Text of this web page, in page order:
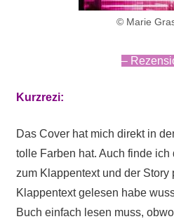
© Marie
–
Kurzrezi:
Das Cover hat mich direkt in
tolle Farben hat. Auch finde ich
zum Klappentext und der Story
Klappentext gelesen habe
Buch einfach lesen muss,